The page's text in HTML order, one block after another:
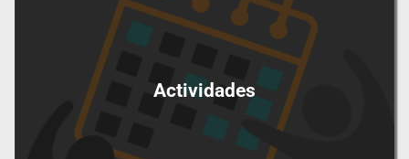
Actividades